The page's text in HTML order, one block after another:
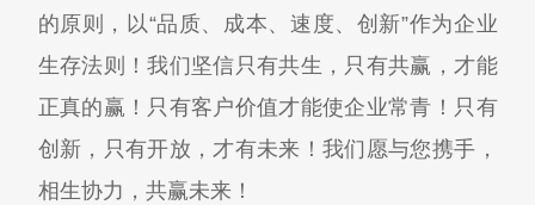
的原则，以“品质、成本、速度、创新”作为企业
生存法则！我们坚信只有共生，只有共赢，才能
正真的赢！只有客户价值才能使企业常青！只有
创新，只有开放，才有未来！我们愿与您携手，
相生协力，共赢未来！